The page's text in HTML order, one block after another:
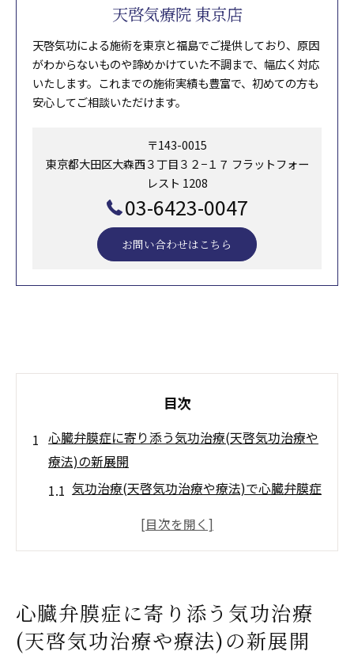
天啓気療院 東京店
天啓気功による施術を東京と福島でご提供しており、原因
がわからないものや諦めかけていた不調まで、幅広く対応
いたします。これまでの施術実績も豊富で、初めての方も
安心してご相談いただけます。
〒143-0015
東京都大田区大森西３丁目３２−１７ フラットフォー
レスト 1208
03-6423-0047
お問い合わせはこちら
目次
心臓弁膜症に寄り添う気功治療(天啓気功治療や
療法)の新展開
気功治療(天啓気功治療や療法)で心臓弁膜症
癒しを目指す気功治療(天啓気功治療や療法)
とチャクラ覚醒の役割解説
心臓弁膜症における気功治療(天啓気功治療
心臓弁膜症に寄り添う気功治療
(天啓気功治療や療法)の新展開